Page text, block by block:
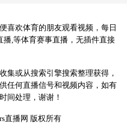
喜欢体育的朋友观看视频，每日
,等体育赛事直播，无插件直接
集或从搜索引擎搜索整理获得，
任何直播信号和视频内容，如有
间处理，谢谢！
直播网 版权所有